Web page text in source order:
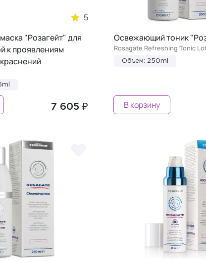
5
"Розагейт" для
к проявлениям
7 605 ₽
Освежающий тоник
Rosagate Refreshing Tonic
Объем: 250ml
В корзину